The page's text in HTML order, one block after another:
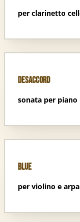
per clarinetto
Desaccord
sonata per piano
Blue
per violino e arpa